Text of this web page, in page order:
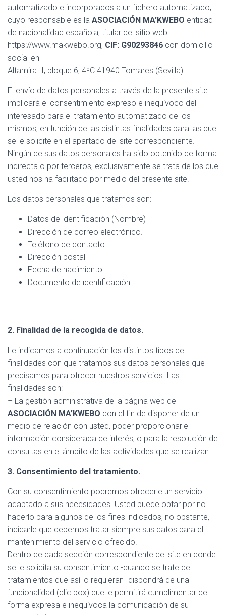
automatizado e incorporados a un fichero automatizado,
cuyo responsable es la ASOCIACIÓN MA’KWEBO entidad
de nacionalidad española, titular del sitio web
https://www.makwebo.org, CIF: G90293846 con domicilio
social en
Altamira II, bloque 6, 4ºC 41940 Tomares (Sevilla)
El envío de datos personales a través de la presente site
implicará el consentimiento expreso e inequívoco del
interesado para el tratamiento automatizado de los
mismos, en función de las distintas finalidades para las que
se le solicite en el apartado del site correspondiente.
Ningún de sus datos personales ha sido obtenido de forma
indirecta o por terceros, exclusivamente se trata de los que
usted nos ha facilitado por medio del presente site.
Los datos personales que tratamos son:
Datos de identificación (Nombre)
Dirección de correo electrónico.
Teléfono de contacto.
Dirección postal
Fecha de nacimiento
Documento de identificación
2. Finalidad de la recogida de datos.
Le indicamos a continuación los distintos tipos de
finalidades con que tratamos sus datos personales que
precisamos para ofrecer nuestros servicios. Las
finalidades son:
– La gestión administrativa de la página web de
ASOCIACIÓN MA’KWEBO con el fin de disponer de un
medio de relación con usted, poder proporcionarle
información considerada de interés, o para la resolución de
consultas en el ámbito de las actividades que se realizan.
3. Consentimiento del tratamiento.
Con su consentimiento podremos ofrecerle un servicio
adaptado a sus necesidades. Usted puede optar por no
hacerlo para algunos de los fines indicados, no obstante,
indicarle que debemos tratar siempre sus datos para el
mantenimiento del servicio ofrecido.
Dentro de cada sección correspondiente del site en donde
se le solicita su consentimiento -cuando se trate de
tratamientos que así lo requieran- dispondrá de una
funcionalidad (clic box) que le permitirá cumplimentar de
forma expresa e inequívoca la comunicación de su